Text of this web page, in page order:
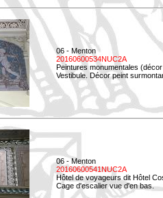
06 - Menton
20160600534NUC2A
Peintures monumentales
Vestibule. Décor peint
06 - Menton
20160600541NUC2A
Hôtel de voyageurs dit Hôtel
Cage d'escalier vue d'en bas.